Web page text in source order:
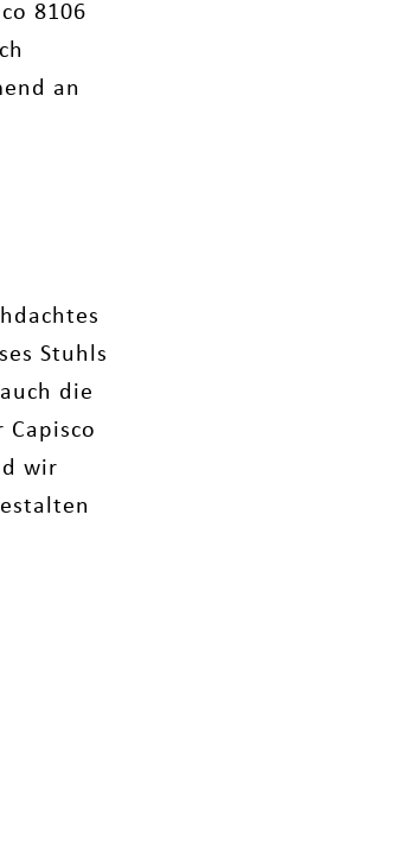
8106
an
Stuhls
die
wir